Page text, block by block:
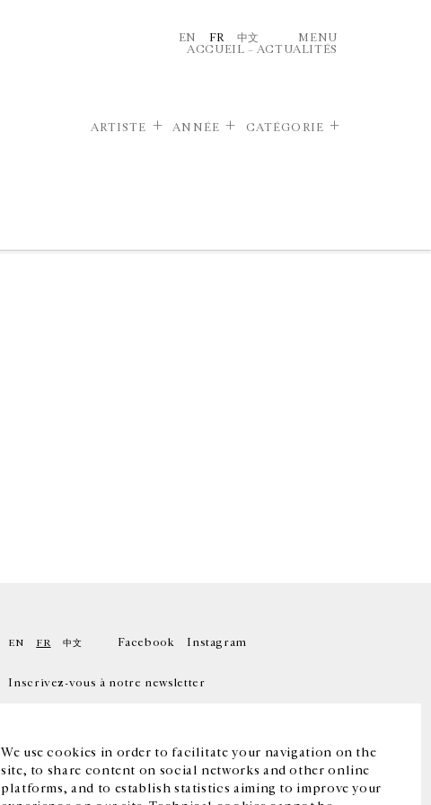
We use cookies in order to facilitate your navigation on the
site, to share content on social networks and other online
platforms, and to establish statistics aiming to improve your
EN FR 中文
MENU
ACCUEIL – ACTUALITÉS
ARTISTE ANNÉE CATÉGORIE
EN FR 中文 Facebook Instagram
Inscrivez-vous à notre newsletter